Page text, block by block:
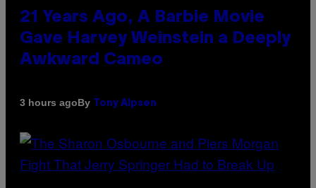
21 Years Ago, A Barbie Movie
Gave Harvey Weinstein a Deeply
Awkward Cameo
3 hours agoBy Tony Alpsen